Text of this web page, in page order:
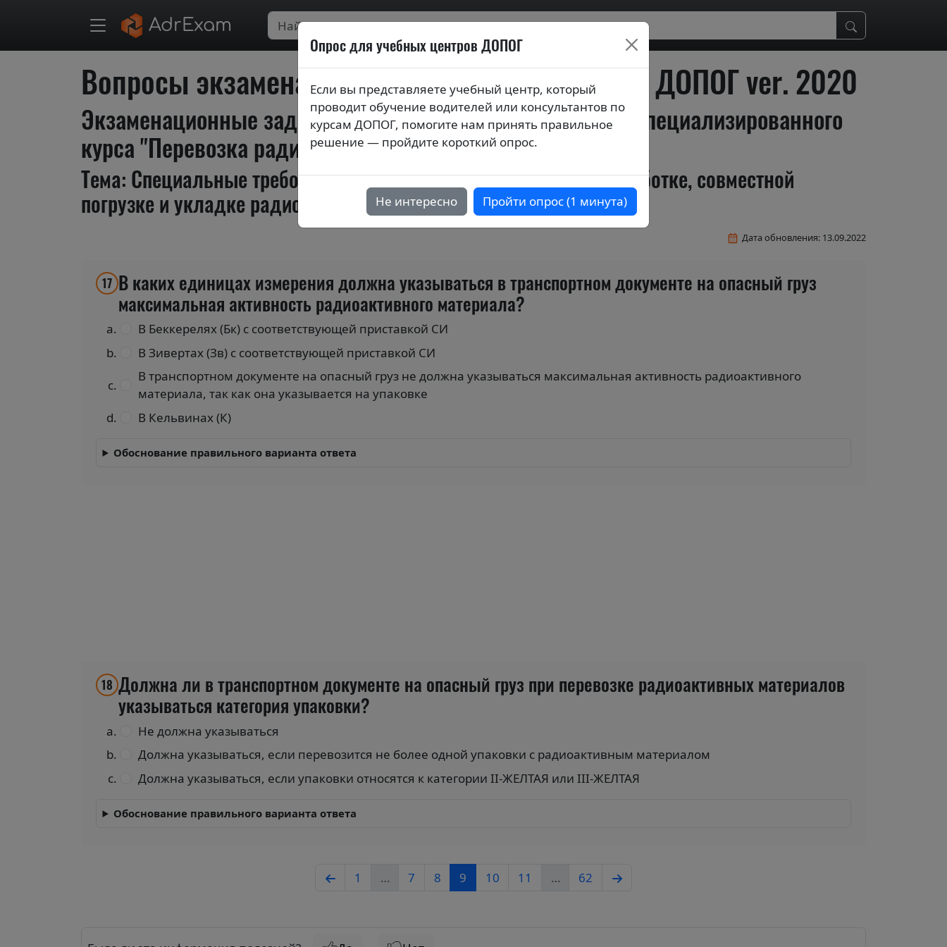
AdrExam
Вопросы экзаменационных билетов по курсам ДОПОГ ver. 2020
Экзаменационные задания (тестовые вопросы) по темам специализированного
курса "Перевозка радиоактивных материалов класса 7"
Тема: Специальные требования, предъявляемые к упаковке, обработке, совместной
погрузке и укладке радиоактивных материалов
Дата обновления: 13.09.2022
17 В каких единицах измерения должна указываться в транспортном документе на опасный груз
максимальная активность радиоактивного материала?
В Беккерелях (Бк) с соответствующей приставкой СИ
В Зивертах (Зв) с соответствующей приставкой СИ
В транспортном документе на опасный груз не должна указываться максимальная активность радиоактивного
материала, так как она указывается на упаковке
В Кельвинах (К)
Обоснование правильного варианта ответа
18 Должна ли в транспортном документе на опасный груз при перевозке радиоактивных материалов
указываться категория упаковки?
Не должна указываться
Должна указываться, если перевозится не более одной упаковки с радиоактивным материалом
Должна указываться, если упаковки относятся к категории II-ЖЕЛТАЯ или III-ЖЕЛТАЯ
Обоснование правильного варианта ответа
1 … 7 8 9 10 11 … 62
Опрос для учебных центров ДОПОГ
Если вы представляете учебный центр, который
проводит обучение водителей или консультантов по
курсам ДОПОГ, помогите нам принять правильное
решение — пройдите короткий опрос.
Не интересно Пройти опрос (1 минута)